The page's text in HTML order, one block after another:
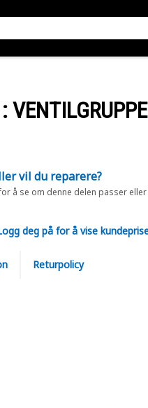
:
vil du reparere?
å se om denne delen passer
deg på for å vise
Returpolicy